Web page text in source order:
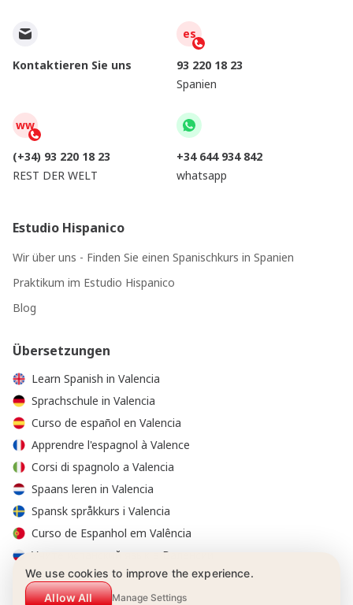
Kontaktieren Sie uns
es
93 220 18 23
Spanien
ww
(+34) 93 220 18 23
REST DER WELT
+34 644 934 842
whatsapp
Estudio Hispanico
Wir über uns - Finden Sie einen Spanischkurs in Spanien
Praktikum im Estudio Hispanico
Blog
Übersetzungen
Learn Spanish in Valencia
Sprachschule in Valencia
Curso de español en Valencia
Apprendre l'espagnol à Valence
Corsi di spagnolo a Valencia
Spaans leren in Valencia
Spansk språkkurs i Valencia
Curso de Espanhol em Valência
Учите испанский язык в Валенсии
We use cookies to improve the experience.
Allow All
Manage Settings